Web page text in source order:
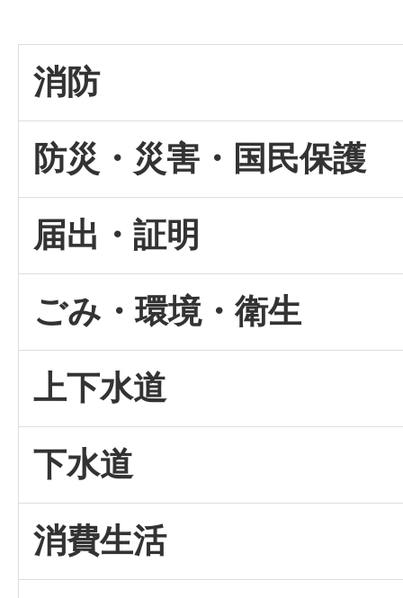
消防
防災・災害・国民保護
届出・証明
ごみ・環境・衛生
上下水道
下水道
消費生活